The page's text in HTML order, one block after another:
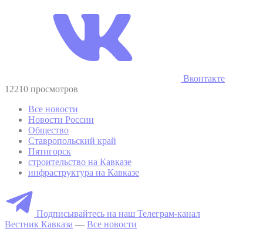
Вконтакте
12210 просмотров
Все новости
Новости России
Общество
Ставропольский край
Пятигорск
строительство на Кавказе
инфраструктура на Кавказе
Подписывайтесь на наш Телеграм-канал
Вестник Кавказа — Все новости